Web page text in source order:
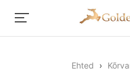
Ehted ›